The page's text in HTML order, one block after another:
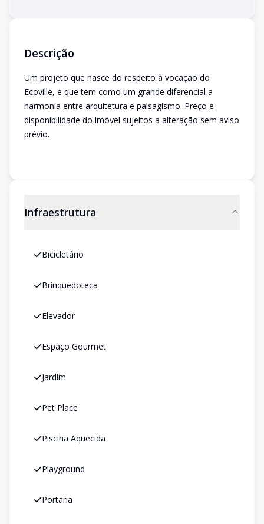
Descrição
Um projeto que nasce do respeito à vocação do
Ecoville, e que tem como um grande diferencial a
harmonia entre arquitetura e paisagismo. Preço e
disponibilidade do imóvel sujeitos a alteração sem aviso
prévio.
Infraestrutura
Bicicletário
Brinquedoteca
Elevador
Espaço Gourmet
Jardim
Pet Place
Piscina Aquecida
Playground
Portaria